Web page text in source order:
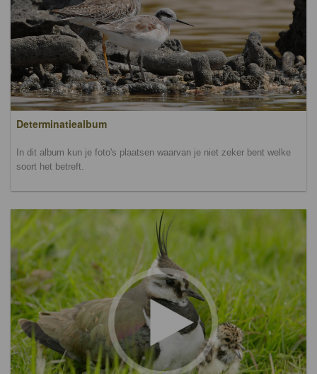
Determinatiealbum
In dit album kun je foto's plaatsen waarvan je niet zeker bent welke
soort het betreft.